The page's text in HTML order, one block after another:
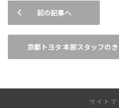
前の記事へ
京都トヨタ 本部スタッフの
サイトマ